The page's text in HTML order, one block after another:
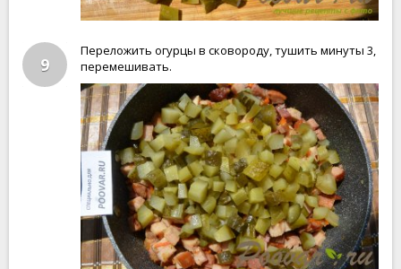
9
Переложить огурцы в сковороду, тушить минуты 3,
перемешивать.